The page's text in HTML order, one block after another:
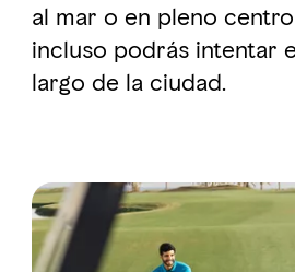
al mar o en pleno
incluso podrás intentar
largo de la ciudad.